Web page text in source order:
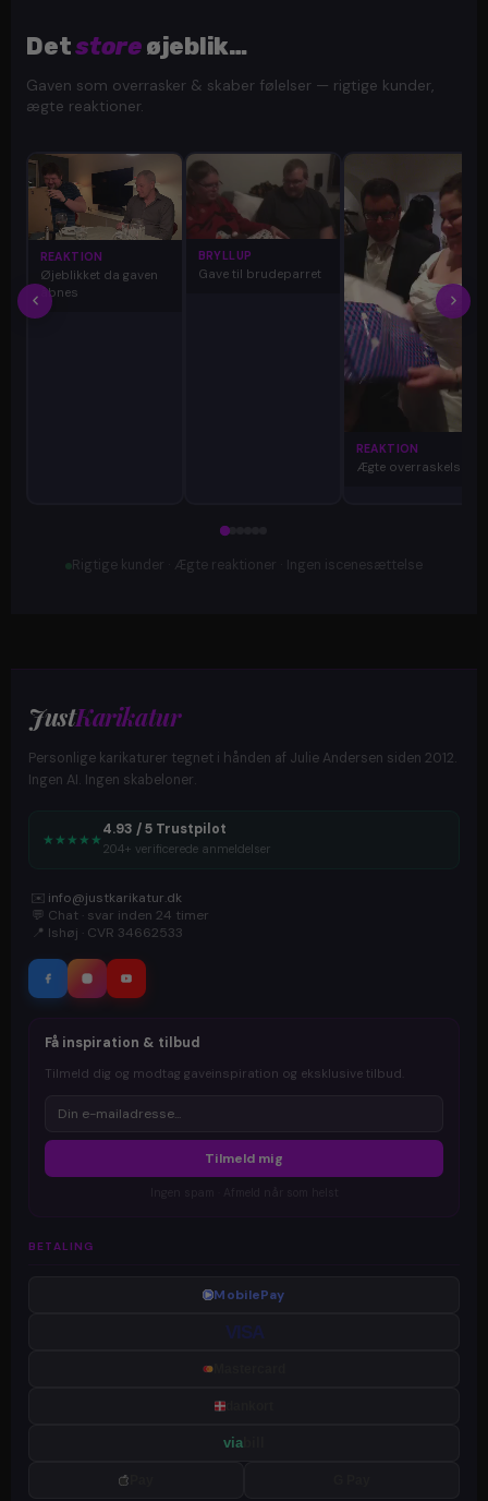
Detstoreøjeblik…
Gaven som overrasker & skaber følelser — rigtige kunder,
ægte reaktioner.
REAKTION
Øjeblikket da gaven
åbnes
BRYLLUP
Gave til brudeparret
REAKTION
Ægte overraskelse
Rigtige kunder · Ægte reaktioner · Ingen iscenesættelse
JustKarikatur
Personlige karikaturer tegnet i hånden af Julie Andersen siden 2012.
Ingen AI. Ingen skabeloner.
★ ★ ★ ★ ★
4.93 / 5 Trustpilot
204+ verificerede anmeldelser
✉️ info@justkarikatur.dk
💬 Chat · svar inden 24 timer
📍 Ishøj · CVR 34662533
Få inspiration & tilbud
Tilmeld dig og modtag gaveinspiration og eksklusive tilbud.
Tilmeld mig
BETALING
MobilePay
VISA
via